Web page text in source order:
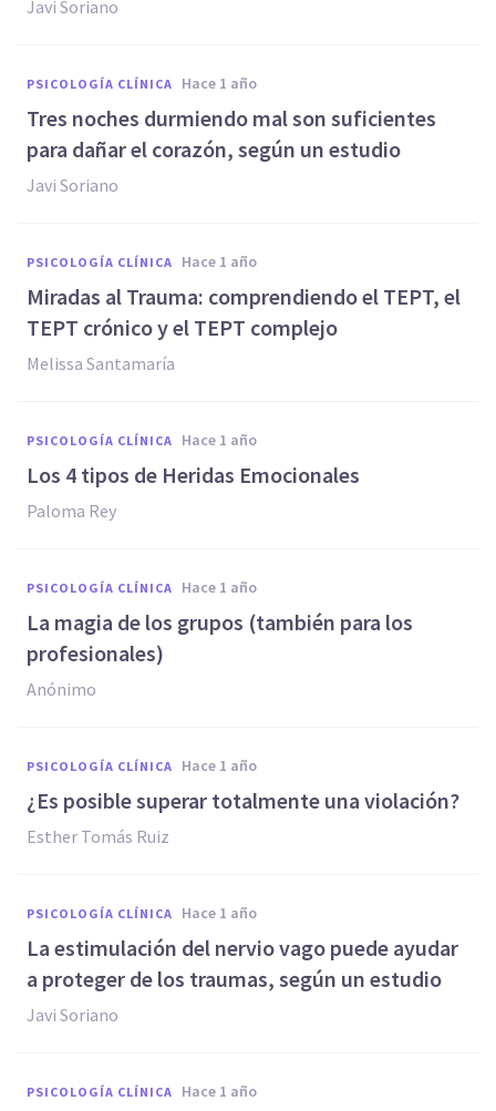
Javi Soriano
PSICOLOGÍA CLÍNICA hace 1 año
Tres noches durmiendo mal son suficientes
para dañar el corazón, según un estudio
Javi Soriano
PSICOLOGÍA CLÍNICA hace 1 año
Miradas al Trauma: comprendiendo el TEPT, el
TEPT crónico y el TEPT complejo
Melissa Santamaría
PSICOLOGÍA CLÍNICA hace 1 año
Los 4 tipos de Heridas Emocionales
Paloma Rey
PSICOLOGÍA CLÍNICA hace 1 año
La magia de los grupos (también para los
profesionales)
Anónimo
PSICOLOGÍA CLÍNICA hace 1 año
¿Es posible superar totalmente una violación?
Esther Tomás Ruiz
PSICOLOGÍA CLÍNICA hace 1 año
La estimulación del nervio vago puede ayudar
a proteger de los traumas, según un estudio
Javi Soriano
PSICOLOGÍA CLÍNICA hace 1 año